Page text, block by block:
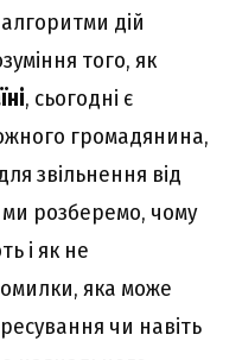
дій
того, як
, сьогодні є
громадянина,
звільнення від
ми розберемо, чому
і як не
яка може
чи навіть